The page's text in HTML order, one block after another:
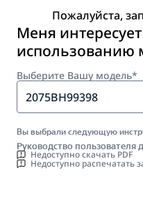
Пожалуйста,
Меня
использованию
Выберите Вашу модель*
2075BH99398
Вы выбрали следующую
Руководство пользователя
Недоступно скачать PDF
Недоступно распечатать